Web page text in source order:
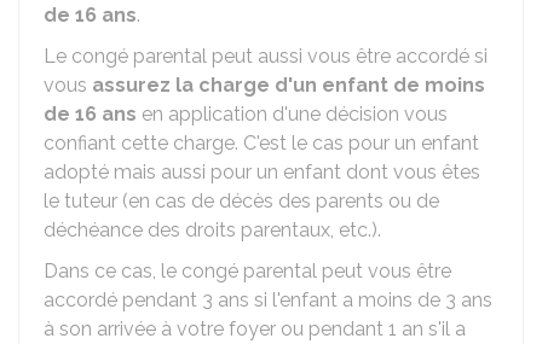
de 16 ans.
Le congé parental peut aussi vous être accordé si
vous assurez la charge d'un enfant de moins
de 16 ans en application d'une décision vous
confiant cette charge. C'est le cas pour un enfant
adopté mais aussi pour un enfant dont vous êtes
le tuteur (en cas de décès des parents ou de
déchéance des droits parentaux, etc.).
Dans ce cas, le congé parental peut vous être
accordé pendant 3 ans si l'enfant a moins de 3 ans
à son arrivée à votre foyer ou pendant 1 an s'il a